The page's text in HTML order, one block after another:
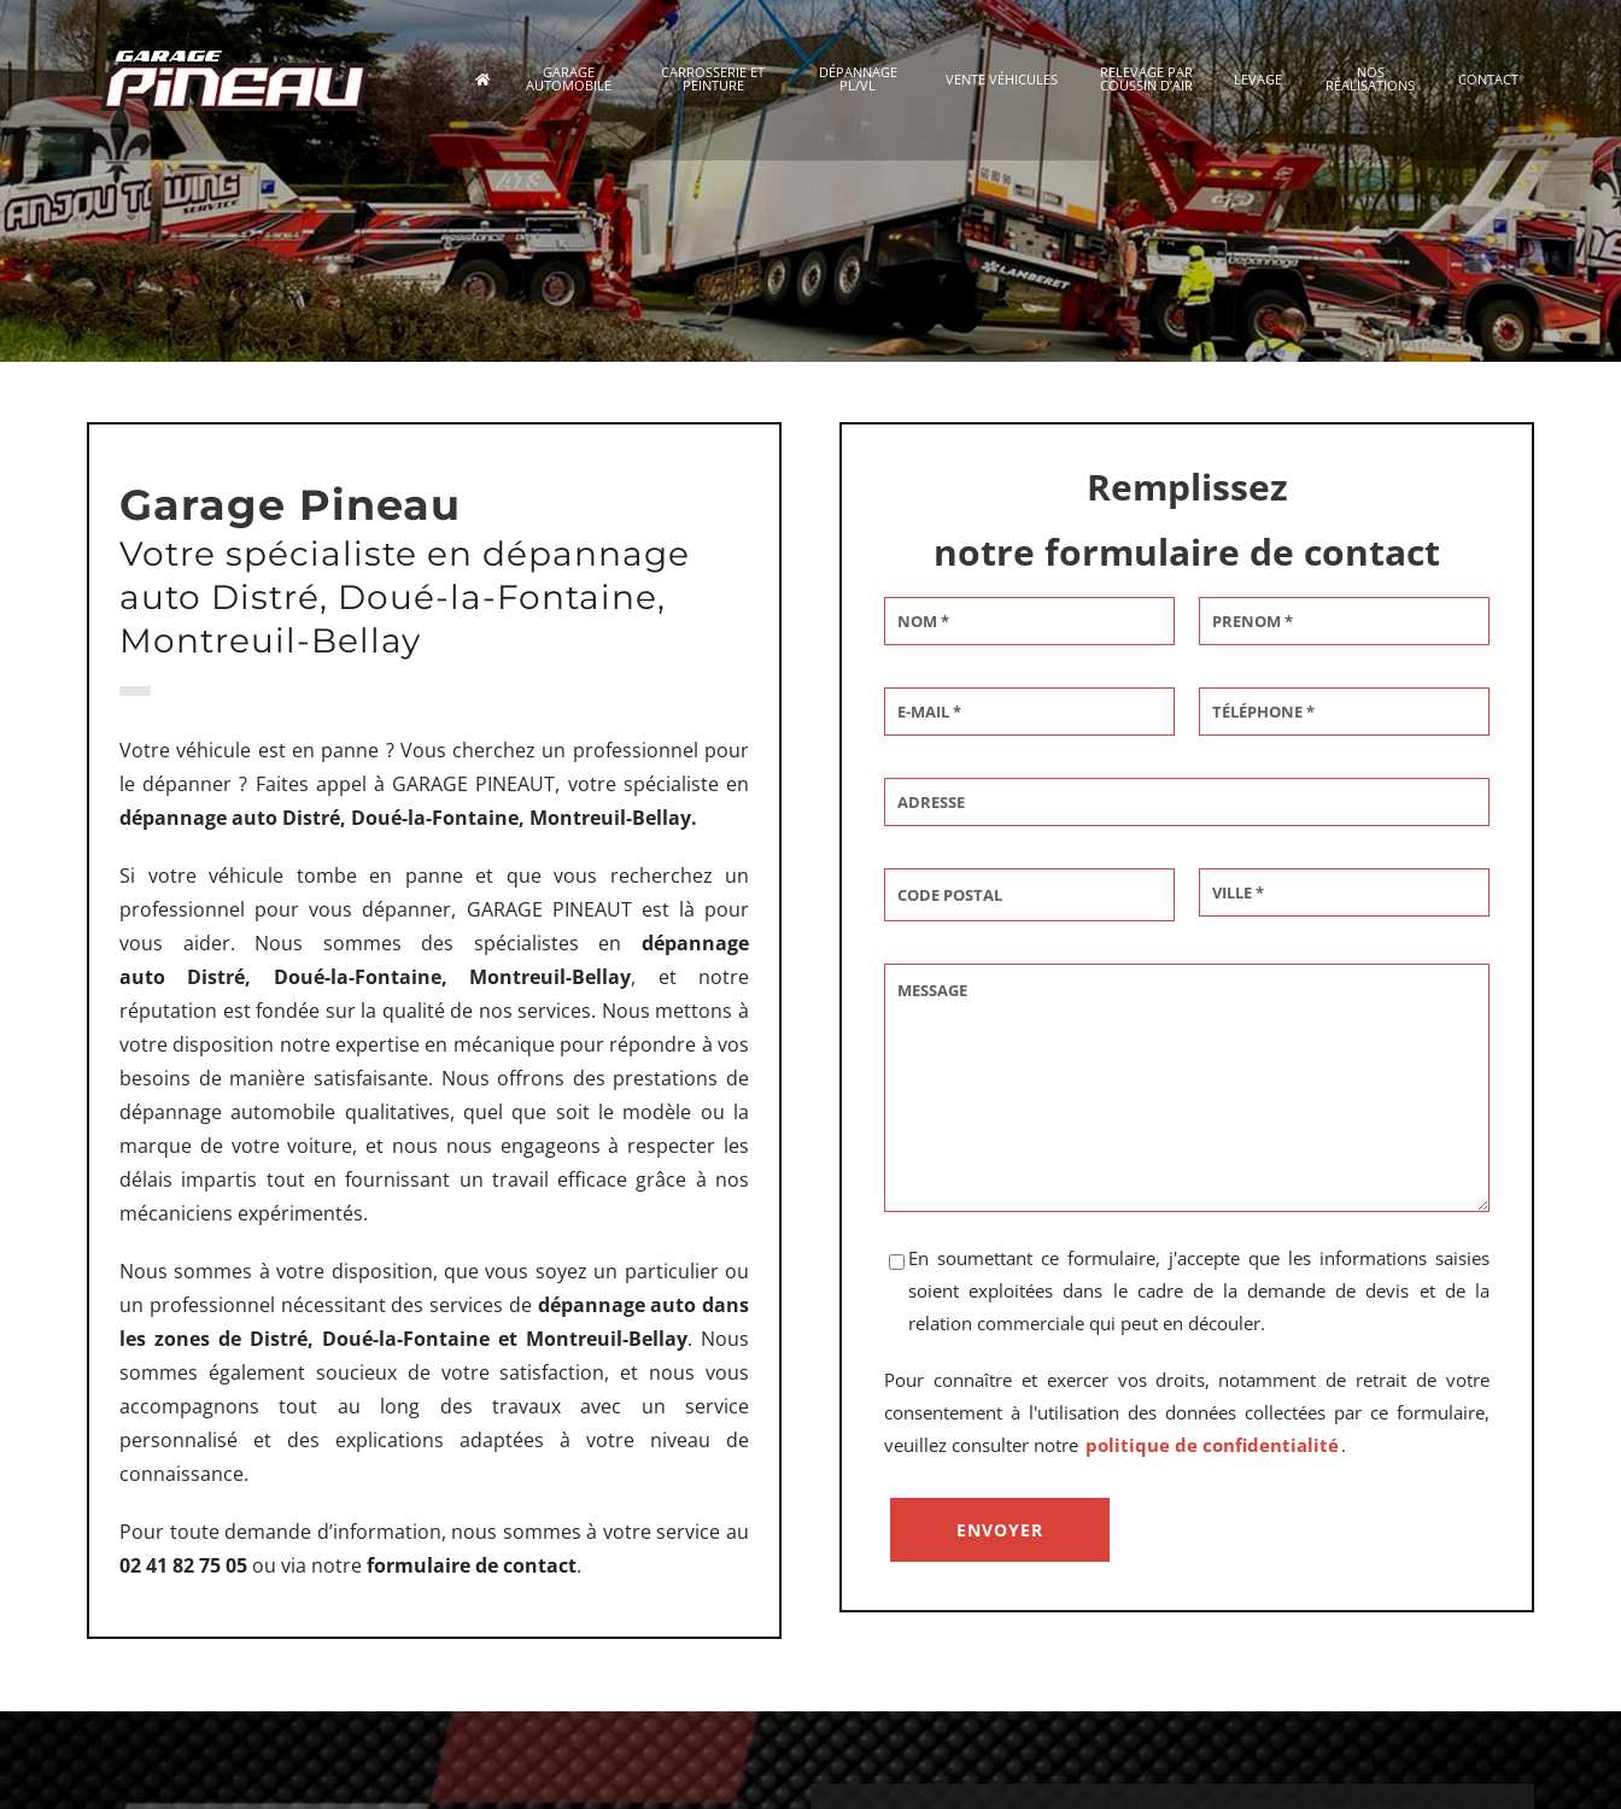
Passer
au
contenu
GARAGE
AUTOMOBILE
CARROSSERIE ET
PEINTURE
DÉPANNAGE
PL/VL VENTE VÉHICULES RELEVAGE PAR
COUSSIN D’AIR LEVAGE NOS
RÉALISATIONS CONTACT
Garage Pineau
Votre spécialiste en dépannage
auto Distré, Doué-la-Fontaine,
Montreuil-Bellay
Votre véhicule est en panne ? Vous cherchez un professionnel pour
le dépanner ? Faites appel à GARAGE PINEAUT, votre spécialiste en
dépannage auto Distré, Doué-la-Fontaine, Montreuil-Bellay.
Si votre véhicule tombe en panne et que vous recherchez un
professionnel pour vous dépanner, GARAGE PINEAUT est là pour
vous aider. Nous sommes des spécialistes en dépannage
auto Distré, Doué-la-Fontaine, Montreuil-Bellay, et notre
réputation est fondée sur la qualité de nos services. Nous mettons à
votre disposition notre expertise en mécanique pour répondre à vos
besoins de manière satisfaisante. Nous offrons des prestations de
dépannage automobile qualitatives, quel que soit le modèle ou la
marque de votre voiture, et nous nous engageons à respecter les
délais impartis tout en fournissant un travail efficace grâce à nos
mécaniciens expérimentés.
Nous sommes à votre disposition, que vous soyez un particulier ou
un professionnel nécessitant des services de dépannage auto dans
les zones de Distré, Doué-la-Fontaine et Montreuil-Bellay. Nous
sommes également soucieux de votre satisfaction, et nous vous
accompagnons tout au long des travaux avec un service
personnalisé et des explications adaptées à votre niveau de
connaissance.
Pour toute demande d’information, nous sommes à votre service au
02 41 82 75 05 ou via notreformulaire de contact.
Remplissez
notre formulaire de contact
En soumettant ce formulaire, j'accepte que les informations saisies
soient exploitées dans le cadre de la demande de devis et de la
relation commerciale qui peut en découler.
Pour connaître et exercer vos droits, notamment de retrait de votre
consentement à l'utilisation des données collectées par ce formulaire,
veuillez consulter notre politique de confidentialité.